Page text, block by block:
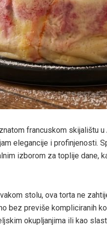
francuskom skijalištu
elegancije i profinjenosti.
izborom za toplije dane,
stolu, ova torta ne
bez previše kompliciranih
okupljanjima ili kao